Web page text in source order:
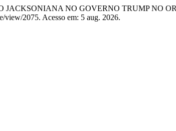
NO GOVERNO TRUMP NO
view/2075. Acesso em: 5 aug. 2026.